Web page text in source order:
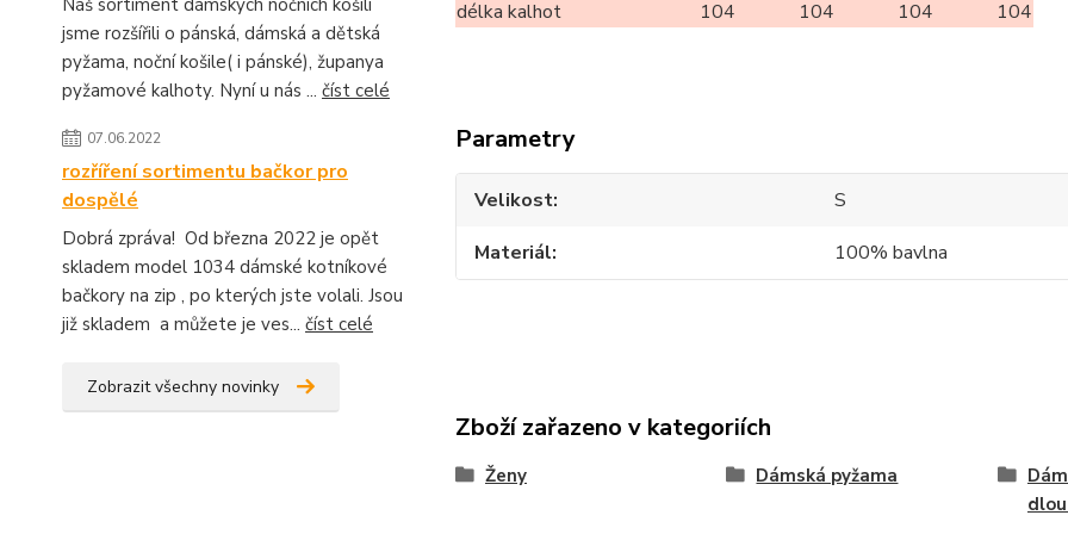
jsme rozšířili o pánská, dámská a dětská
pyžama, noční košile( i pánské), županya
pyžamové kalhoty. Nyní u nás ... číst celé
07.06.2022
rozříření sortimentu bačkor pro
dospělé
Dobrá zpráva! Od března 2022 je opět
skladem model 1034 dámské kotníkové
bačkory na zip , po kterých jste volali. Jsou
již skladem a můžete je ves... číst celé
Zobrazit všechny novinky
délka kalhot 104 104 104 104
Parametry
Velikost
S
Materiál
100% bavlna
Zboží zařazeno v kategoriích
Ženy Dámská pyžama